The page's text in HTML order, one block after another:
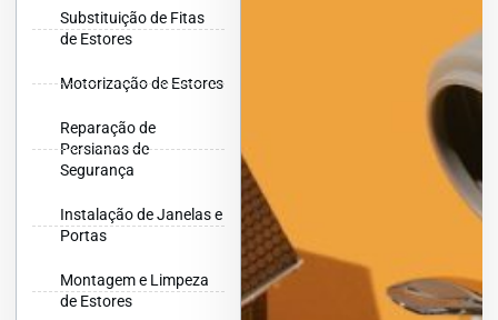
Substituição de Fitas
de Estores
Motorização de Estores
Reparação de
Persianas de
Segurança
Instalação de Janelas e
Portas
Montagem e Limpeza
de Estores